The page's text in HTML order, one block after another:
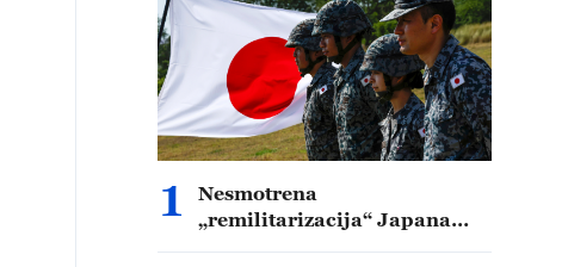
1
Nesmotrena
„remilitarizacija“ Japana